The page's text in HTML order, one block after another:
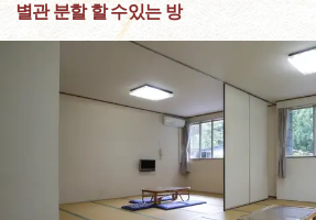
별관 분할 할 수있는 방